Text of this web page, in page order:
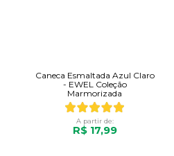
Caneca Esmaltada Azul Claro
- EWEL Coleção
Marmorizada
A partir de:
R$ 17,99